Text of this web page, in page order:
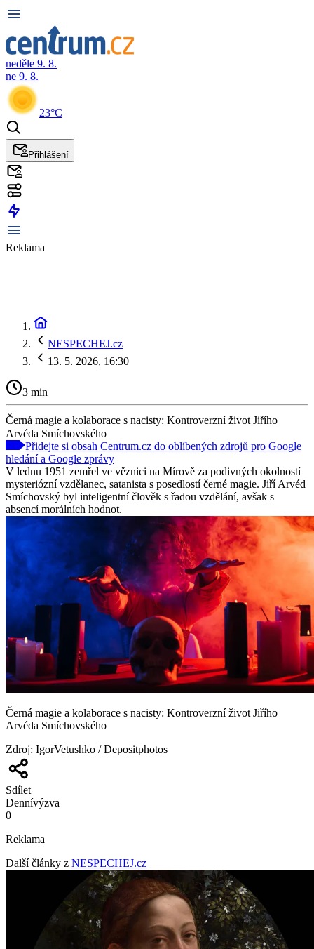
neděle 9. 8.
ne 9. 8.
23°C
Přihlášení
Reklama
NESPECHEJ.cz
13. 5. 2026, 16:30
3 min
Černá magie a kolaborace s nacisty: Kontroverzní život Jiřího
Arvéda Smíchovského
Přidejte si obsah Centrum.cz do oblíbených zdrojů pro Google
hledání a Google zprávy
V lednu 1951 zemřel ve věznici na Mírově za podivných okolností
mysteriózní vzdělanec, satanista s posedlostí černé magie. Jiří Arvéd
Smíchovský byl inteligentní člověk s řadou vzdělání, avšak s
absencí morálních hodnot.
Černá magie a kolaborace s nacisty: Kontroverzní život Jiřího
Arvéda Smíchovského
Zdroj: IgorVetushko / Depositphotos
Sdílet
Dennívýzva
0
Reklama
Další články z NESPECHEJ.cz